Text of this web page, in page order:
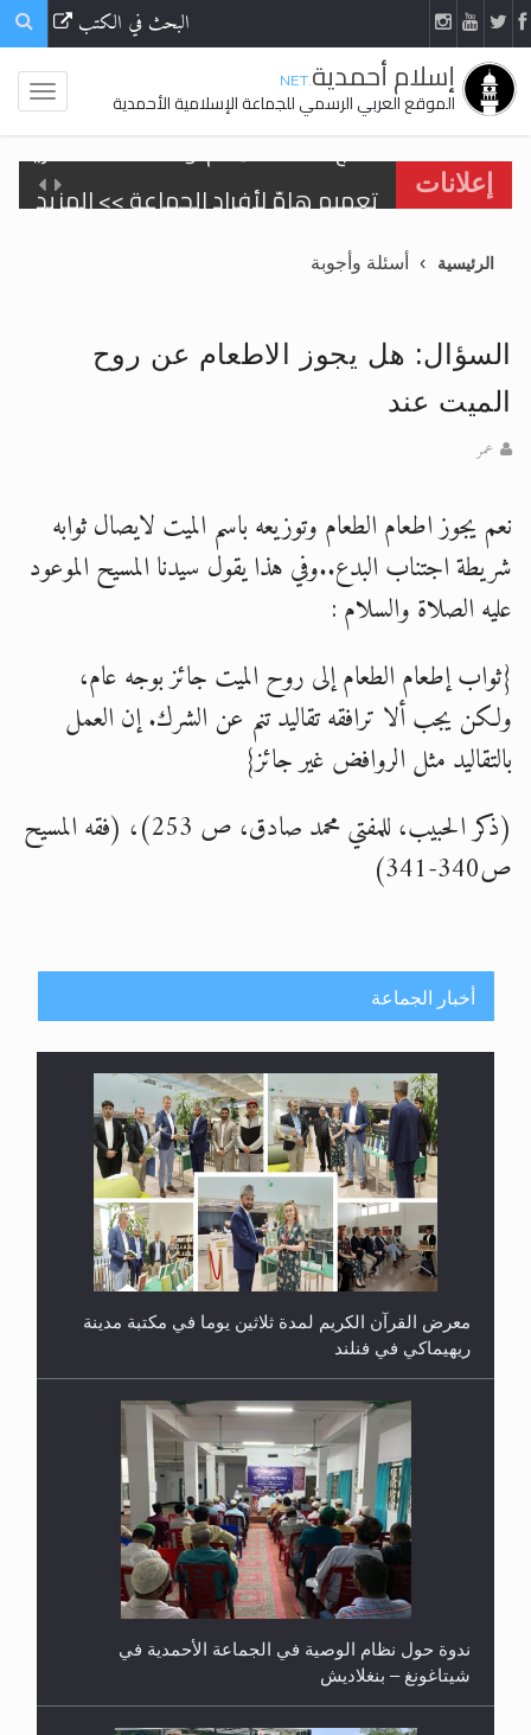
البحث في الكتب
إسلام أحمدية.NET
الموقع العربي الرسمي للجماعة الإسلامية الأحمدية
إعلانات
تعميم هامّ لأفراد الجماعة >> المزيد
اقرأ هذا الكتاب وتعرّف على حقيقة
اقرأ هذا المقال في أهمية عيد
اقرأ هذا المقال في أهمية عيد
الحجّ.. دلالات، حِكم، وأهداف >> المزيد
الرئيسية أسئلة وأجوبة
السؤال: هل يجوز الاطعام عن روح
الميت عند
عمر
نعم يجوز اطعام الطعام وتوزيعه باسم الميت لايصال ثوابه
شريطة اجتناب البدع..وفي هذا يقول سيدنا المسيح الموعود
عليه الصلاة والسلام :
{ثواب إطعام الطعام إلى روح الميت جائز بوجه عام،
ولكن يجب ألا ترافقه تقاليد تنم عن الشرك. إن العمل
بالتقاليد مثل الروافض غير جائز}
(ذكر الحبيب، للمفتي محمد صادق، ص 253)، (فقه المسيح
ص340-341)
أخبار الجماعة
معرض القرآن الكريم لمدة ثلاثين يوما في مكتبة مدينة
ريهيماكي في فنلند
ندوة حول نظام الوصية في الجماعة الأحمدية في
شيتاغونغ – بنغلاديش